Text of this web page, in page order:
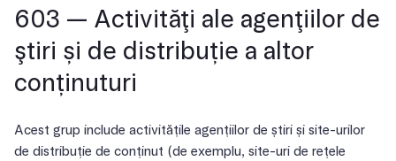
603 — Activităţi ale agenţiilor de
ştiri și de distribuție a altor
conținuturi
Acest grup include activitățile agențiilor de știri și site-urilor
de distribuție de conținut (de exemplu, site-uri de rețele